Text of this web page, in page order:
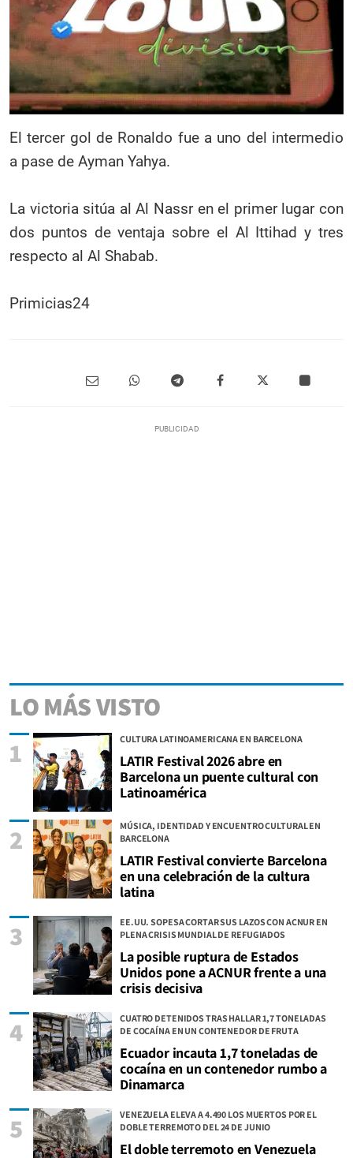
El tercer gol de Ronaldo fue a uno del intermedio
a pase de Ayman Yahya.
La victoria sitúa al Al Nassr en el primer lugar con
dos puntos de ventaja sobre el Al Ittihad y tres
respecto al Al Shabab.
Primicias24
LO MÁS VISTO
CULTURA LATINOAMERICANA EN BARCELONA
LATIR Festival 2026 abre en
Barcelona un puente cultural con
Latinoamérica
1
MÚSICA, IDENTIDAD Y ENCUENTRO CULTURAL EN
BARCELONA
LATIR Festival convierte Barcelona
en una celebración de la cultura
latina
2
EE.UU. SOPESA CORTAR SUS LAZOS CON ACNUR EN
PLENA CRISIS MUNDIAL DE REFUGIADOS
La posible ruptura de Estados
Unidos pone a ACNUR frente a una
crisis decisiva
3
CUATRO DETENIDOS TRAS HALLAR 1,7 TONELADAS
DE COCAÍNA EN UN CONTENEDOR DE FRUTA
Ecuador incauta 1,7 toneladas de
cocaína en un contenedor rumbo a
Dinamarca
4
VENEZUELA ELEVA A 4.490 LOS MUERTOS POR EL
DOBLE TERREMOTO DEL 24 DE JUNIO
El doble terremoto en Venezuela
5